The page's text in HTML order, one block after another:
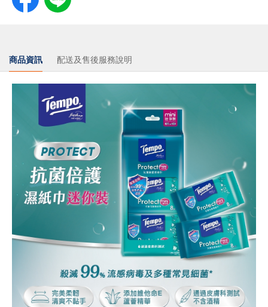
商品資訊 配送及售後服務說明